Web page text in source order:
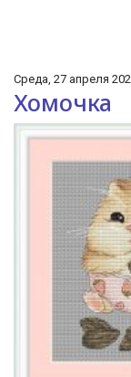
Среда, 27 апреля
Хомочка